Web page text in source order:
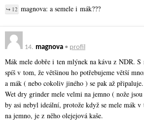
↪ 12 magnova: a semele i mák???
14. magnova • profil
Mák mele dobře i ten mlýnek na kávu z NDR.
spíš v tom, že většinou ho potřebujeme větší
a mák ( nebo cokoliv jiného ) se pak až připaluje.
Wet dry grinder mele velmi na jemno ( nože
by asi nebyl ideální, protože když se mele mák
na jemno, je z něho olejejová kaše.